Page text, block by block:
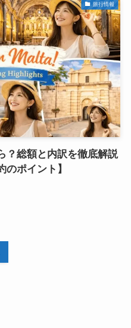
旅行情報
？総額と内訳を徹底解説
のポイント】